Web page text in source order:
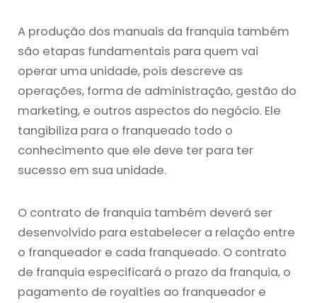
A produção dos manuais da franquia também
são etapas fundamentais para quem vai
operar uma unidade, pois descreve as
operações, forma de administração, gestão do
marketing, e outros aspectos do negócio. Ele
tangibiliza para o franqueado todo o
conhecimento que ele deve ter para ter
sucesso em sua unidade.
O contrato de franquia também deverá ser
desenvolvido para estabelecer a relação entre
o franqueador e cada franqueado. O contrato
de franquia especificará o prazo da franquia, o
pagamento de royalties ao franqueador e